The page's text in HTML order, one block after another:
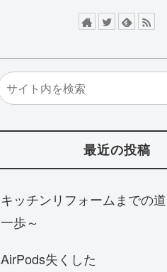
最近の投稿
キッチンリフォームまでの
一歩～
AirPods失くした